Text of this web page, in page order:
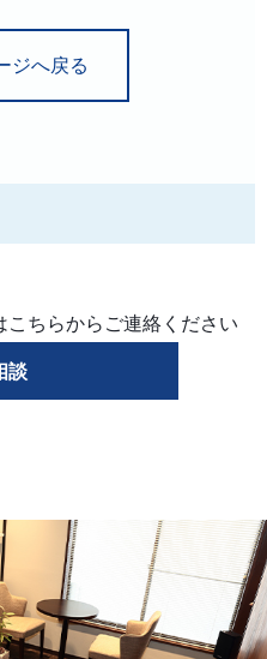
ジへ戻る
ちらからご連絡ください
談